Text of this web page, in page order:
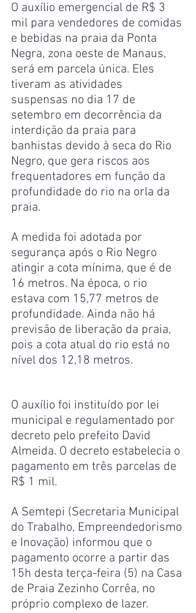
O auxílio emergencial de R$ 3
mil para vendedores de comidas
e bebidas na praia da Ponta
Negra, zona oeste de Manaus,
será em parcela única. Eles
tiveram as atividades
suspensas no dia 17 de
setembro em decorrência da
interdição da praia para
banhistas devido à seca do Rio
Negro, que gera riscos aos
frequentadores em função da
profundidade do rio na orla da
praia.
A medida foi adotada por
segurança após o Rio Negro
atingir a cota mínima, que é de
16 metros. Na época, o rio
estava com 15,77 metros de
profundidade. Ainda não há
previsão de liberação da praia,
pois a cota atual do rio está no
nível dos 12,18 metros.
O auxílio foi instituído por lei
municipal e regulamentado por
decreto pelo prefeito David
Almeida. O decreto estabelecia o
pagamento em três parcelas de
R$ 1 mil.
A Semtepi (Secretaria Municipal
do Trabalho, Empreendedorismo
e Inovação) informou que o
pagamento ocorre a partir das
15h desta terça-feira (5) na Casa
de Praia Zezinho Corrêa, no
próprio complexo de lazer.